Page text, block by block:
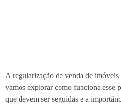
A regularização de venda de
vamos explorar como funciona esse
que devem ser seguidas e a